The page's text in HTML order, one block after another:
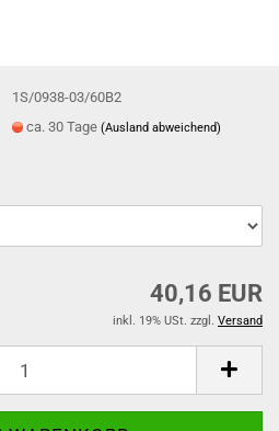
1S/0938-03/60B2
ca. 30 Tage(Ausland abweichend)
40,16 EUR
inkl. 19% USt. zzgl. Versand